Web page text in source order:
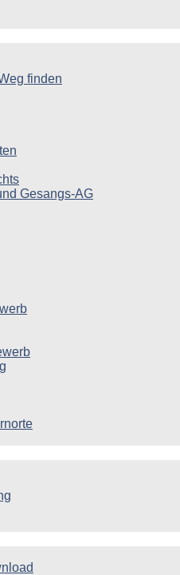
finden
Gesangs-AG